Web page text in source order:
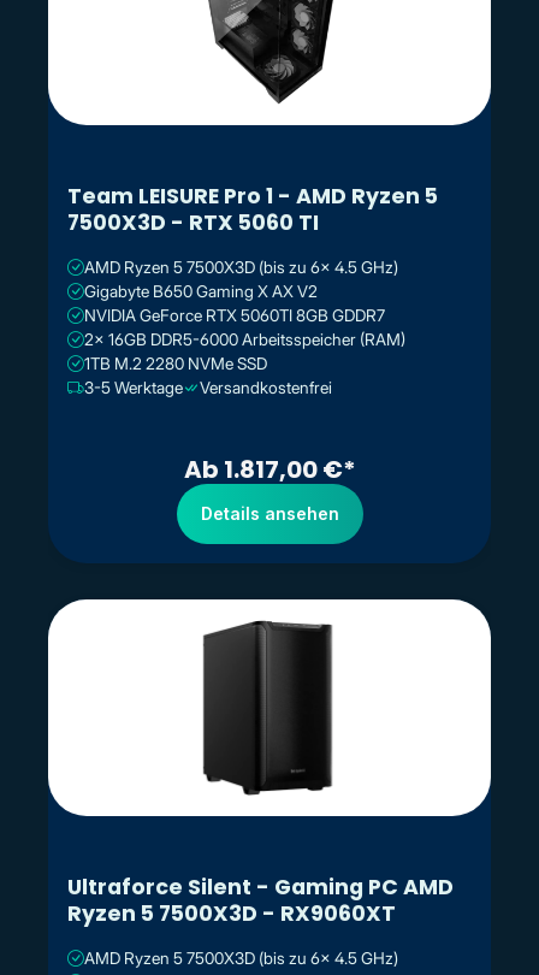
Team LEISURE Pro 1 - AMD Ryzen 5
7500X3D - RTX 5060 TI
AMD Ryzen 5 7500X3D (bis zu 6x 4.5 GHz)
Gigabyte B650 Gaming X AX V2
NVIDIA GeForce RTX 5060TI 8GB GDDR7
2x 16GB DDR5-6000 Arbeitsspeicher (RAM)
1TB M.2 2280 NVMe SSD
3-5 Werktage
Versandkostenfrei
Ab 1.817,00 €*
Details ansehen
Ultraforce Silent - Gaming PC AMD
Ryzen 5 7500X3D - RX9060XT
AMD Ryzen 5 7500X3D (bis zu 6x 4.5 GHz)